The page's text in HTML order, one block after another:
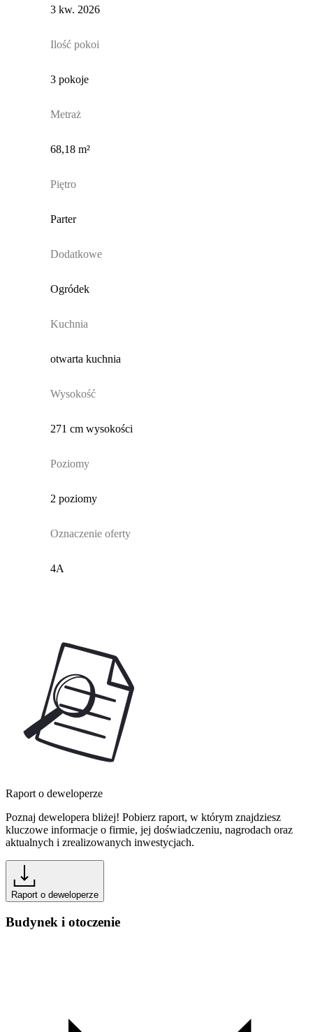
3 kw. 2026
Ilość pokoi
3 pokoje
Metraż
68,18 m²
Piętro
Parter
Dodatkowe
Ogródek
Kuchnia
otwarta kuchnia
Wysokość
271 cm wysokości
Poziomy
2 poziomy
Oznaczenie oferty
4A
Raport o deweloperze
Poznaj dewelopera bliżej! Pobierz raport, w którym znajdziesz
kluczowe informacje o firmie, jej doświadczeniu, nagrodach oraz
aktualnych i zrealizowanych inwestycjach.
Raport o deweloperze
Budynek i otoczenie